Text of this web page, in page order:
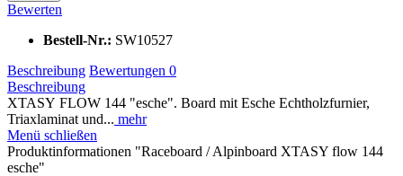
Bewerten
Bestell-Nr.: SW10527
Beschreibung Bewertungen 0
Beschreibung
XTASY FLOW 144 "esche". Board mit Esche Echtholzfurnier,
Triaxlaminat und... mehr
Menü schließen
Produktinformationen "Raceboard / Alpinboard XTASY flow 144
esche"